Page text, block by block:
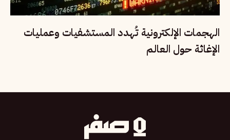
الهجمات الإلكترونية تُهدد المستشفيات وعمليات
الإغاثة حول العالم